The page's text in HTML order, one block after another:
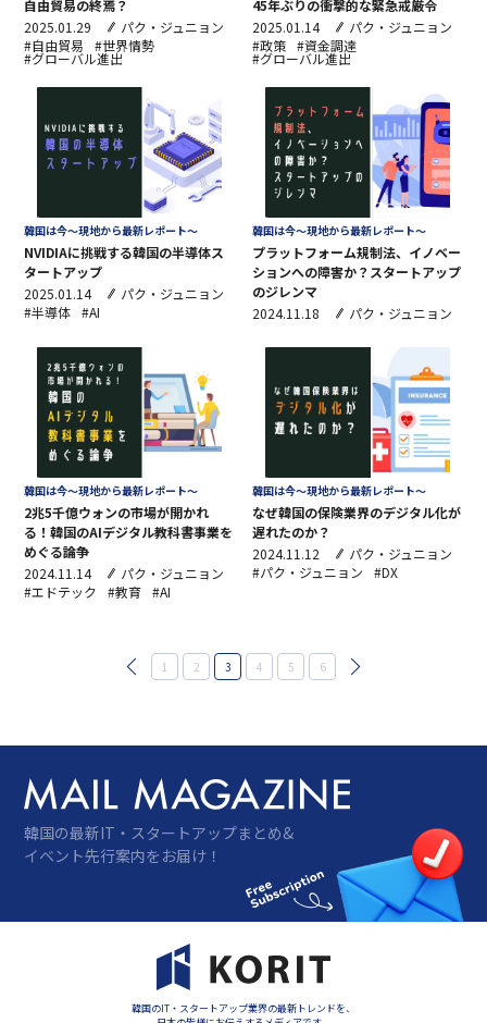
自由貿易の終焉？
2025.01.29
パク・ジュニョン
#自由貿易
#世界情勢
#グローバル進出
45年ぶりの衝撃的な緊急戒厳令
2025.01.14
パク・ジュニョン
#政策 #資金調達
#グローバル進出
韓国は今～現地から最新レポート～
NVIDIAに挑戦する韓国の半導体ス
タートアップ
2025.01.14
パク・ジュニョン
#半導体
#AI
韓国は今～現地から最新レポート～
プラットフォーム規制法、イノベー
ションへの障害か？スタートアップ
のジレンマ
2024.11.18
パク・ジュニョン
韓国は今～現地から最新レポート～
2兆5千億ウォンの市場が開かれ
る！韓国のAIデジタル教科書事業を
めぐる論争
2024.11.14
パク・ジュニョン
#エドテック
#教育 #AI
韓国は今～現地から最新レポート～
なぜ韓国の保険業界のデジタル化が
遅れたのか？
2024.11.12
パク・ジュニョン
#パク・ジュニョン
#DX
ー
送
り
1 2 3 4 5 6
韓国の最新IT・スタートアップまとめ&
イベント先行案内をお届け！
韓国のIT・スタートアップ業界の最新トレンドを、